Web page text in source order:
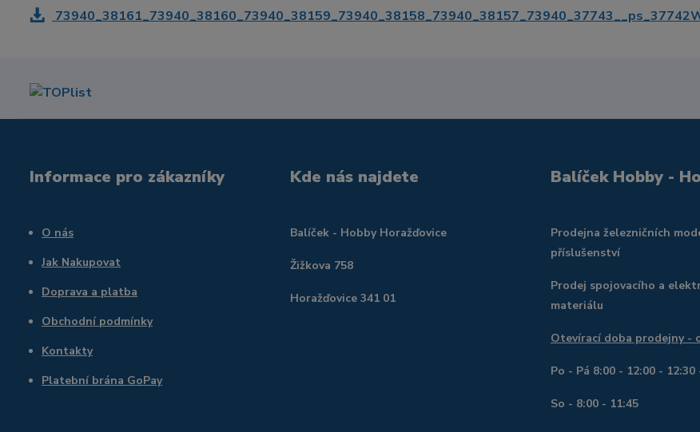
Informace pro zákazníky
O nás
Jak Nakupovat
Doprava a platba
Obchodní podmínky
Kontakty
Platební brána GoPay
Kde nás najdete
Balíček - Hobby Horažďovice
Žižkova 758
Horažďovice 341 01
Balíček Hobby -
Prodejna železničních
příslušenství
Prodej spojovacího a
materiálu
Otevírací doba prodejny -
Po - Pá 8:00 - 12:00 - 12:30
So - 8:00 - 11:45